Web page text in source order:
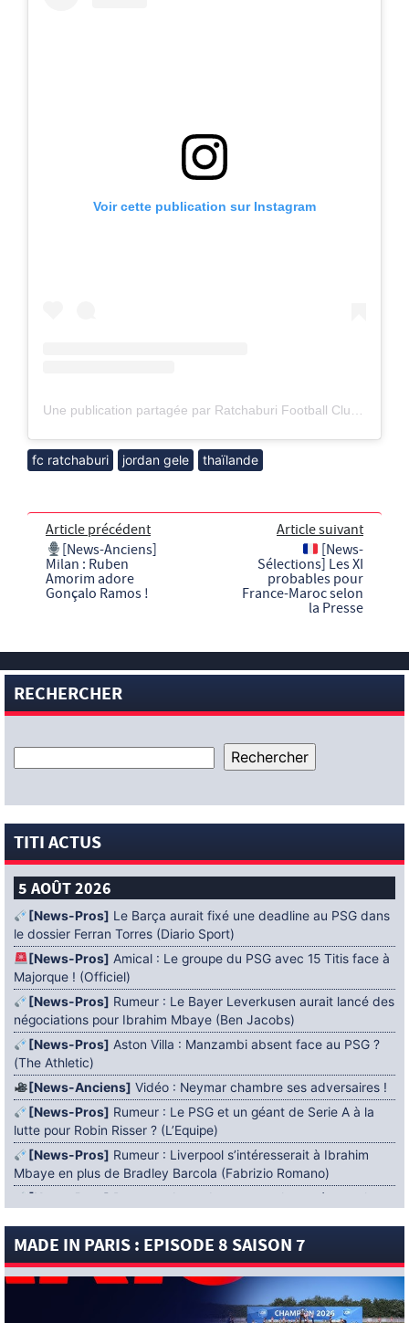
Voir cette publication sur Instagram
fc ratchaburi jordan gele thaïlande
Article précédent
[News-Anciens]
Milan : Ruben
Amorim adore
Gonçalo Ramos !
Article suivant
[News-
Sélections] Les XI
probables pour
France-Maroc selon
la Presse
RECHERCHER
TITI ACTUS
5 AOÛT 2026
[News-Pros] Le Barça aurait fixé une deadline au PSG dans
le dossier Ferran Torres (Diario Sport)
[News-Pros] Amical : Le groupe du PSG avec 15 Titis face à
Majorque ! (Officiel)
[News-Pros] Rumeur : Le Bayer Leverkusen aurait lancé des
négociations pour Ibrahim Mbaye (Ben Jacobs)
[News-Pros] Aston Villa : Manzambi absent face au PSG ?
(The Athletic)
[News-Anciens] Vidéo : Neymar chambre ses adversaires !
[News-Pros] Rumeur : Le PSG et un géant de Serie A à la
lutte pour Robin Risser ? (L’Equipe)
[News-Pros] Rumeur : Liverpool s’intéresserait à Ibrahim
Mbaye en plus de Bradley Barcola (Fabrizio Romano)
[News-Pros]
Rumeur : Accord contractuel trouvé entre le
[News-Pros]Rumeur : Le PSG aurait lancé un ultimatum
4 AOÛT 2026
Mercato : Khalil Ayari prêté à Dunkerque
MADE IN PARIS : EPISODE 8 SAISON 7